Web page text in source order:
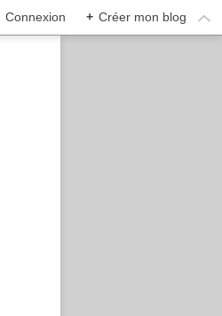
Connexion + Créer mon blog